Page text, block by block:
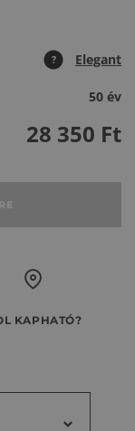
? Elegant
50 év
28 350 Ft
KAPHATÓ?